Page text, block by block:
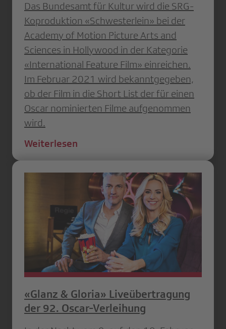
Das Bundesamt für Kultur wird die SRG-
Koproduktion «Schwesterlein» bei der
Academy of Motion Picture Arts and
Sciences in Hollywood in der Kategorie
«International Feature Film» einreichen.
Im Februar 2021 wird bekanntgegeben,
ob der Film in die Short List der für einen
Oscar nominierten Filme aufgenommen
wird.
Weiterlesen
«Glanz & Gloria» Liveübertragung
der 92. Oscar-Verleihung